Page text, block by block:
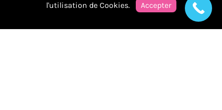
l'utilisation de Cookies.
Accepter